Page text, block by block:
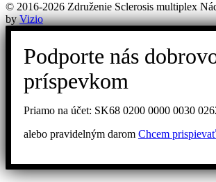
© 2016-2026 Združenie Sclerosis multiplex
byVizio
Podporte nás
príspevkom
Priamo na účet: SK68 0200 0000 0030
alebo pravidelným darom Chcem